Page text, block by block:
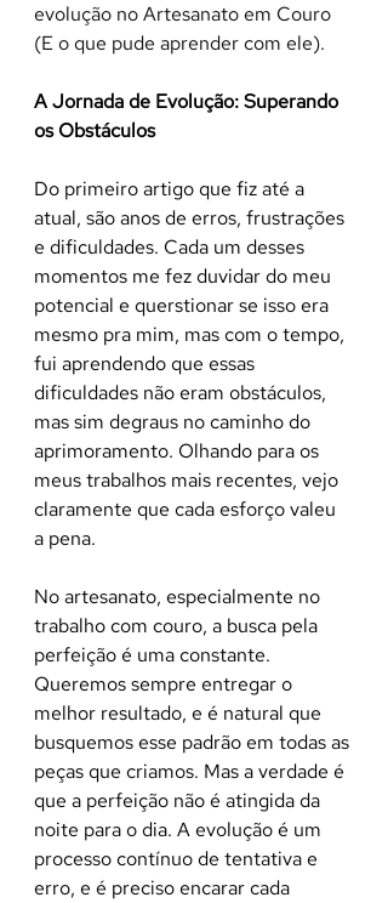
evolução no Artesanato em Couro
(E o que pude aprender com ele).
A Jornada de Evolução: Superando
os Obstáculos
Do primeiro artigo que fiz até a
atual, são anos de erros, frustrações
e dificuldades. Cada um desses
momentos me fez duvidar do meu
potencial e querstionar se isso era
mesmo pra mim, mas com o tempo,
fui aprendendo que essas
dificuldades não eram obstáculos,
mas sim degraus no caminho do
aprimoramento. Olhando para os
meus trabalhos mais recentes, vejo
claramente que cada esforço valeu
a pena.
No artesanato, especialmente no
trabalho com couro, a busca pela
perfeição é uma constante.
Queremos sempre entregar o
melhor resultado, e é natural que
busquemos esse padrão em todas as
peças que criamos. Mas a verdade é
que a perfeição não é atingida da
noite para o dia. A evolução é um
processo contínuo de tentativa e
erro, e é preciso encarar cada